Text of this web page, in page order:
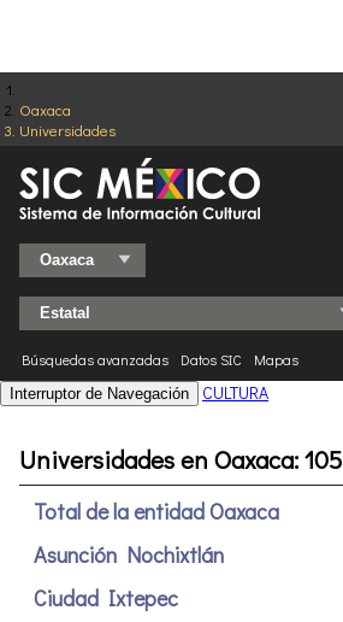
Oaxaca
Universidades
Búsquedas avanzadas Datos SIC Mapas
Interruptor de Navegación CULTURA
Universidades en Oaxaca: 105
Total de la entidad Oaxaca
Asunción Nochixtlán
Ciudad Ixtepec